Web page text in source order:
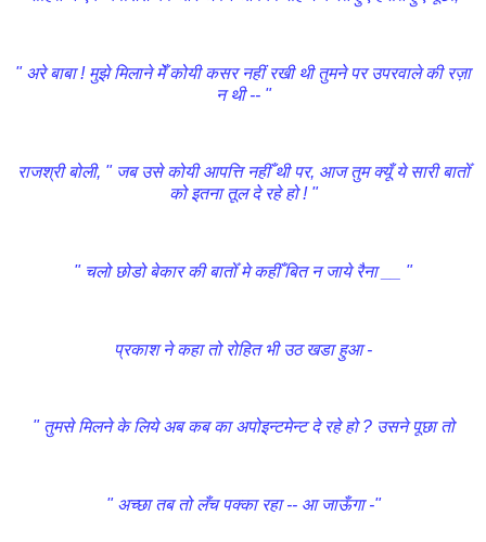
" अरे बाबा ! मुझे मिलाने मेँ कोयी कसर नहीं रखी थी तुमने पर उपरवाले की रज़ा
न थी -- "
राजश्री बोली, " जब उसे कोयी आपत्ति नहीँ थी पर, आज तुम क्यूँ ये सारी बातोँ
को इतना तूल दे रहे हो ! "
" चलो छोडो बेकार की बातोँ मे कहीँ बित न जाये रैना __ "
प्रकाश ने कहा तो रोहित भी उठ खडा हुआ -
" तुमसे मिलने के लिये अब कब का अपोइन्टमेन्ट दे रहे हो ? उसने पूछा तो
" अच्छा तब तो लँच पक्का रहा -- आ जाऊँगा -"